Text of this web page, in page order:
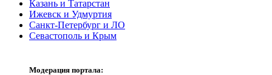
Казань и Татарстан
Ижевск и Удмуртия
Санкт-Петербург и ЛО
Севастополь и Крым
Модерация портала: